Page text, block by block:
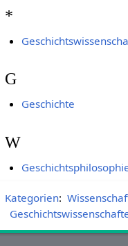
*
G
Geschichte
W
Kategorien: